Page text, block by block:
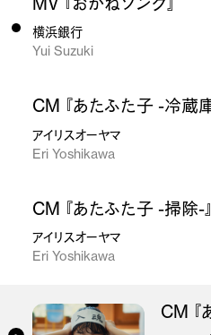
横浜銀行
Yui Suzuki
CM 『あたふた子 -冷蔵庫
アイリスオーヤマ
Eri Yoshikawa
CM 『あたふた子 -掃除-』
アイリスオーヤマ
Eri Yoshikawa
CM 『